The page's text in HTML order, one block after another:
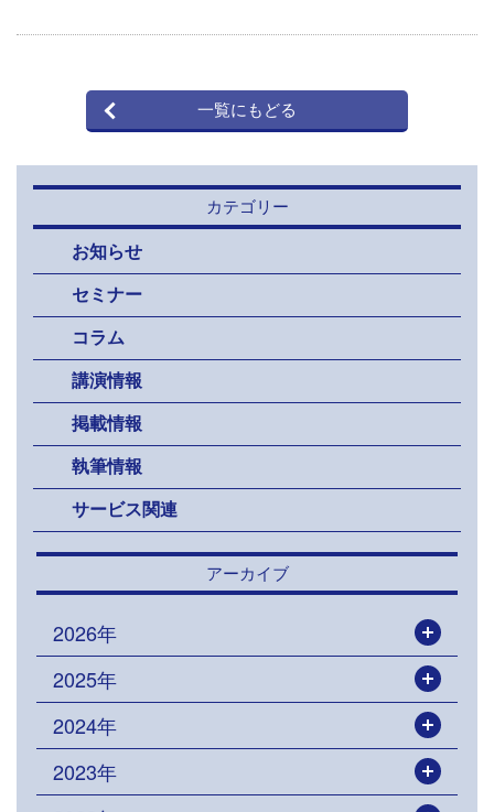
一覧にもどる
カテゴリー
お知らせ
セミナー
コラム
講演情報
掲載情報
執筆情報
サービス関連
アーカイブ
2026年
2025年
2024年
2023年